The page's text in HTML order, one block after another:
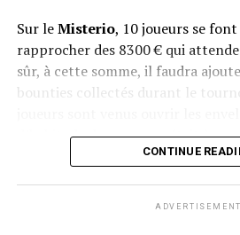
Sur leMisterio, 10 joueurs se
rapprocher des 8300 € qui
sûr, à cette somme, il faudra
bounties collectés durant le
d’habitude, le suspense était à
CONTINUE
ADVERTISEMENT